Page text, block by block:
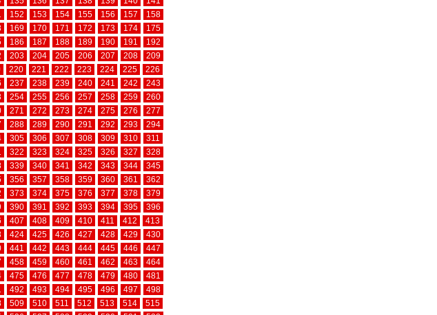
152 153 154 155 156 157
158
169 170 171 172 173 174
175
186 187 188 189 190 191
192
203 204 205 206 207 208
209
220 221 222 223 224 225
226
237 238 239 240 241 242
243
254 255 256 257 258 259
260
271 272 273 274 275 276
277
288 289 290 291 292 293
294
305 306 307 308 309 310
311
322 323 324 325 326 327
328
339 340 341 342 343 344
345
356 357 358 359 360 361
362
373 374 375 376 377 378
379
390 391 392 393 394 395
396
407 408 409 410 411 412
413
424 425 426 427 428 429
430
441 442 443 444 445 446
447
458 459 460 461 462 463
464
475 476 477 478 479 480
481
492 493 494 495 496 497
498
509 510 511 512 513 514
515